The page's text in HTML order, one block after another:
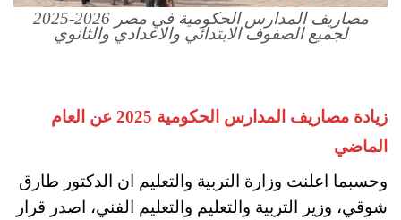
مصاريف المدارس الحكومية في مصر 2026-2025
لجميع الصفوف الابتدائي والاعدادي والثانوي
زيادة مصاريف المدارس الحكومية 2025 عن العام
الماضي
وحسبما اعلنت وزارة التربية والتعليم ان الدكتور طارق
شوقي، وزير التربية والتعليم والتعليم الفني، اصدر قرار